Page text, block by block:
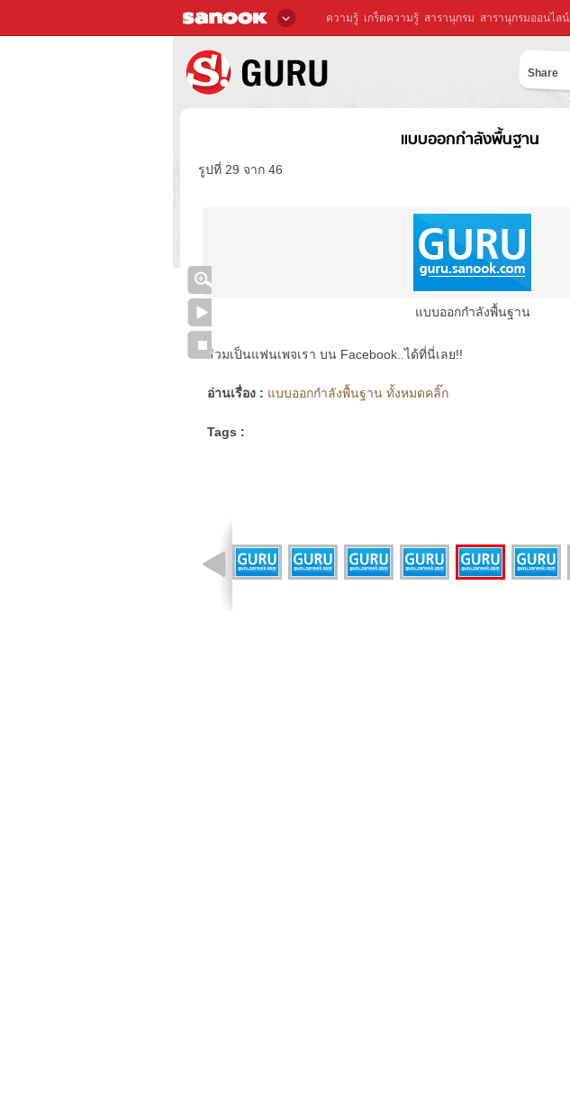
ความรู้ เกร็ดความรู้ สารานุกรม สารานุกรมออนไลน์
Share
แบบออกกำลังพื้นฐาน
รูปที่ 29 จาก 46
แบบออกกำลังพื้นฐาน
ร่วมเป็นแฟนเพจเรา บน Facebook..ได้ที่นี่เลย!!
อ่านเรื่อง : แบบออกกำลังพื้นฐาน ทั้งหมดคลิ๊ก
Tags :